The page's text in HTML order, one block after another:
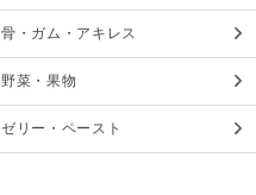
骨・ガム・アキレス
野菜・果物
ゼリー・ペースト